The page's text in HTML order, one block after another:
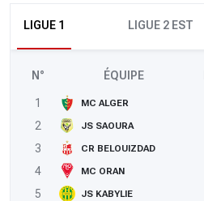
LIGUE 1 LIGUE 2 EST
N° ÉQUIPE
1 MC ALGER
2
JS SAOURA
3
CR BELOUIZDAD
4
MC ORAN
5
JS KABYLIE